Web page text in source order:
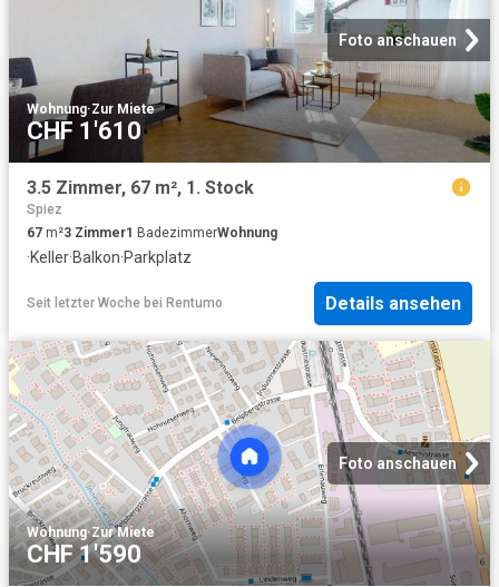
Foto anschauen
Wohnung·Zur Miete
CHF 1'610
3.5 Zimmer, 67 m², 1. Stock
Spiez
67 m²3 Zimmer1 BadezimmerWohnung
·Keller·Balkon·Parkplatz
Seit letzter Woche bei Rentumo Details ansehen
Foto anschauen
Wohnung·Zur Miete
CHF 1'590